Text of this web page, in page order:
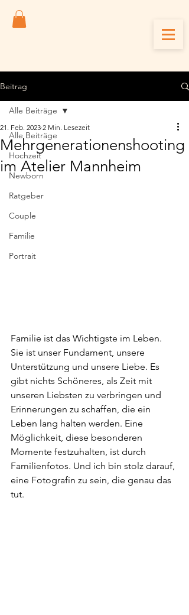
Beitrag
Alle Beiträge
Hochzeit
Newborn
Ratgeber
Couple
Familie
Portrait
Alle Beiträge
Mehrgenerationenshooting
im Atelier Mannheim
21. Feb. 2023 2 Min. Lesezeit
Familie ist das Wichtigste im Leben.
Sie ist unser Fundament, unsere
Unterstützung und unsere Liebe. Es
gibt nichts Schöneres, als Zeit mit
unseren Liebsten zu verbringen und
Erinnerungen zu schaffen, die ein
Leben lang halten werden. Eine
Möglichkeit, diese besonderen
Momente festzuhalten, ist durch
Familienfotos. Und ich bin stolz darauf,
eine Fotografin zu sein, die genau das
tut.